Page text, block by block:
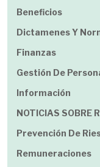
Beneficios
Dictamenes Y
Finanzas
Gestión De
Información
NOTICIAS SOBRE
Prevención De
Remuneraciones